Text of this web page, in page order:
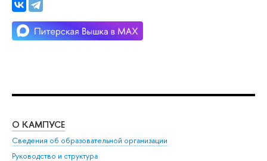
О КАМПУСЕ
Сведения об образовательной организации
Руководство и структура